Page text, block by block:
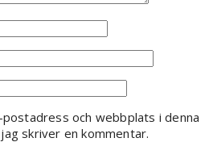
och webbplats i denna
skriver en kommentar.